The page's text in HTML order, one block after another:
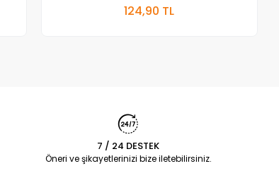
124,90 TL
7 / 24 DESTEK
Öneri ve şikayetlerinizi bize iletebilirsiniz.